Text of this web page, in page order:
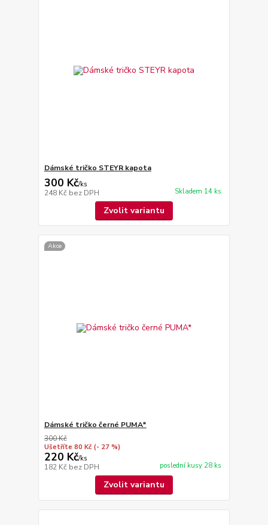
Dámské tričko STEYR kapota
300 Kč/ks
248 Kč bez DPH Skladem 14 ks
Zvolit variantu
Akce
Dámské tričko černé PUMA*
300 Kč
Ušetříte 80 Kč (- 27 %)
220 Kč/ks
182 Kč bez DPH poslední kusy 28 ks
Zvolit variantu